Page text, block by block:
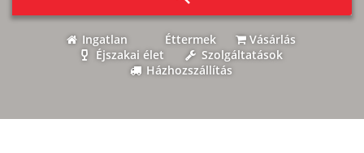
Ingatlan Éttermek
Vásárlás
Éjszakai élet
Szolgáltatások
Házhozszállítás